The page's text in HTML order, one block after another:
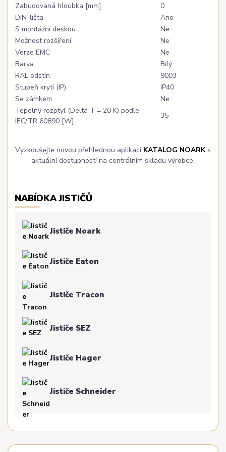
Zabudovaná hloubka [mm]
0
DIN-lišta
Ano
S montážní deskou
Ne
Možnost rozšíření
Ne
Verze EMC
Ne
Barva
Bílý
RAL odstín
9003
Stupeň krytí (IP)
IP40
Se zámkem
Ne
Tepelný rozptyl (Delta T = 20 K) podle
IEC/TR 60890 [W]
35
Vyzkoušejte novou přehlednou aplikaci KATALOG NOARKs
aktuální dostupností na centrálním skladu výrobce.
NABÍDKA JISTIČŮ
Jističe Noark
Jističe Eaton
Jističe Tracon
Jističe SEZ
Jističe Hager
Jističe Schneider